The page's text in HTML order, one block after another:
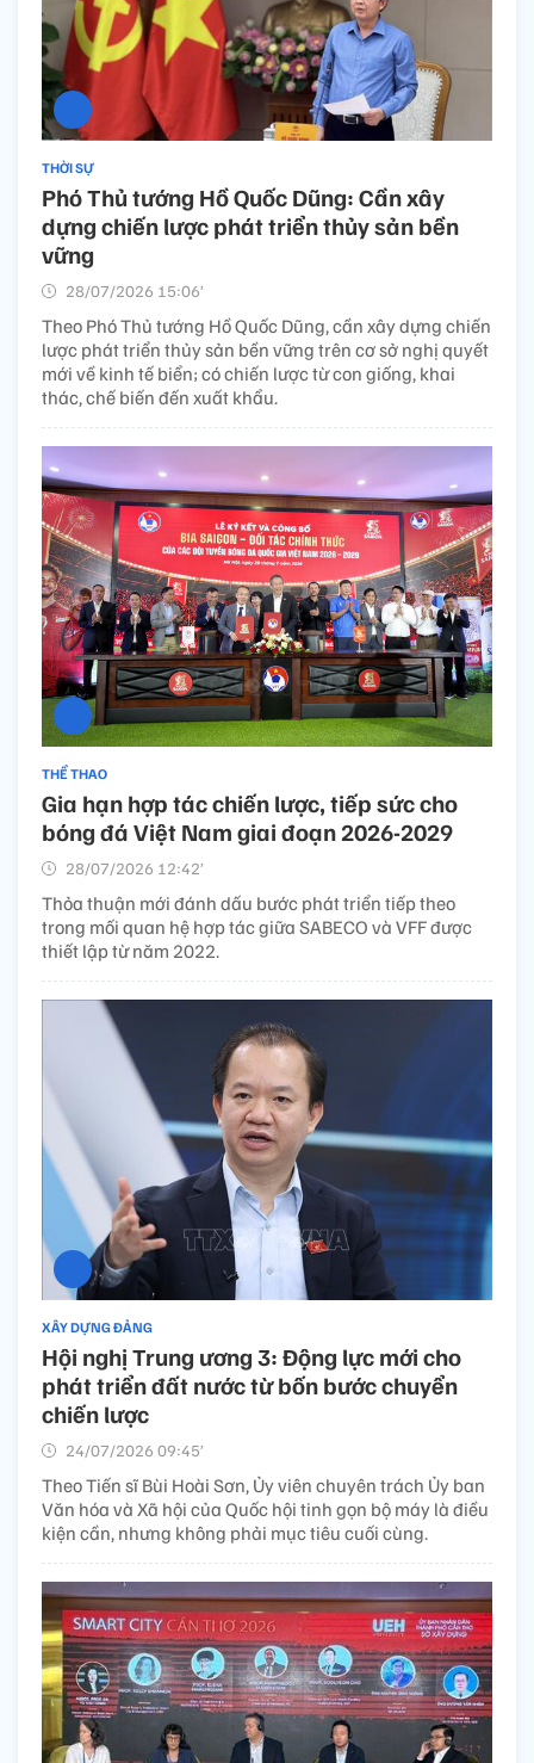
THỜI SỰ
Phó Thủ tướng Hồ Quốc Dũng: Cần xây
dựng chiến lược phát triển thủy sản bền
vững
28/07/2026 15:06’
Theo Phó Thủ tướng Hồ Quốc Dũng, cần xây dựng chiến
lược phát triển thủy sản bền vững trên cơ sở nghị quyết
mới về kinh tế biển; có chiến lược từ con giống, khai
thác, chế biến đến xuất khẩu.
THỂ THAO
Gia hạn hợp tác chiến lược, tiếp sức cho
bóng đá Việt Nam giai đoạn 2026-2029
28/07/2026 12:42’
Thỏa thuận mới đánh dấu bước phát triển tiếp theo
trong mối quan hệ hợp tác giữa SABECO và VFF được
thiết lập từ năm 2022.
XÂY DỰNG ĐẢNG
Hội nghị Trung ương 3: Động lực mới cho
phát triển đất nước từ bốn bước chuyển
chiến lược
24/07/2026 09:45’
Theo Tiến sĩ Bùi Hoài Sơn, Ủy viên chuyên trách Ủy ban
Văn hóa và Xã hội của Quốc hội tinh gọn bộ máy là điều
kiện cần, nhưng không phải mục tiêu cuối cùng.